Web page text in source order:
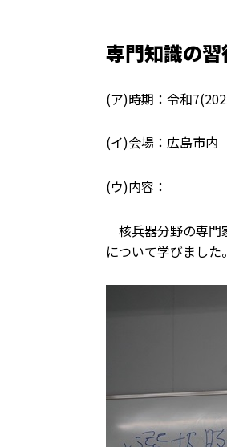
専門知識の習
(ア)時期：令和
(イ)会場：広島市内
(ウ)内容：
核兵器分野の専門
について学びました。